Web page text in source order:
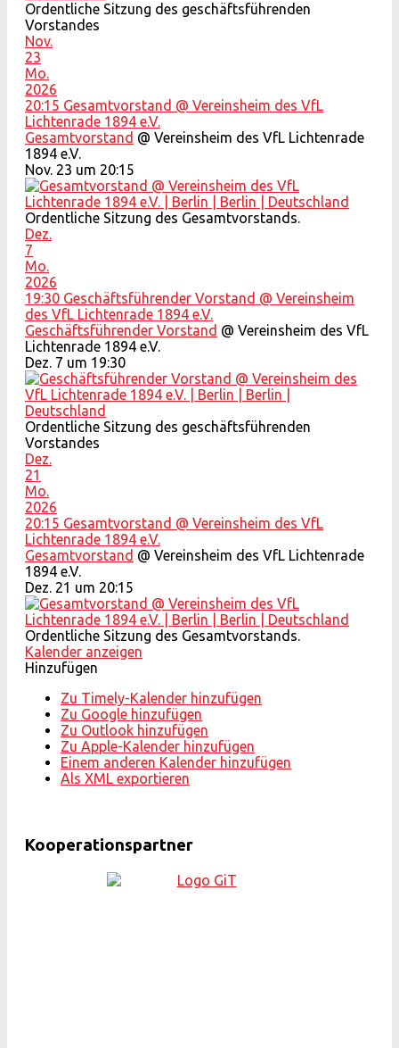
Ordentliche Sitzung des geschäftsführenden
Vorstandes
Nov.
23
Mo.
2026
20:15 Gesamtvorstand @ Vereinsheim des VfL
Lichtenrade 1894 e.V.
Gesamtvorstand @ Vereinsheim des VfL Lichtenrade
1894 e.V.
Nov. 23 um 20:15
Ordentliche Sitzung des Gesamtvorstands.
Dez.
7
Mo.
2026
19:30 Geschäftsführender Vorstand @ Vereinsheim
des VfL Lichtenrade 1894 e.V.
Geschäftsführender Vorstand @ Vereinsheim des VfL
Lichtenrade 1894 e.V.
Dez. 7 um 19:30
Ordentliche Sitzung des geschäftsführenden
Vorstandes
Dez.
21
Mo.
2026
20:15 Gesamtvorstand @ Vereinsheim des VfL
Lichtenrade 1894 e.V.
Gesamtvorstand @ Vereinsheim des VfL Lichtenrade
1894 e.V.
Dez. 21 um 20:15
Ordentliche Sitzung des Gesamtvorstands.
Kalender anzeigen
Hinzufügen
Zu Timely-Kalender hinzufügen
Zu Google hinzufügen
Zu Outlook hinzufügen
Zu Apple-Kalender hinzufügen
Einem anderen Kalender hinzufügen
Als XML exportieren
Kooperationspartner